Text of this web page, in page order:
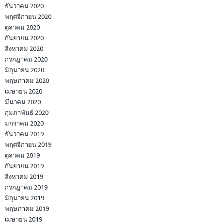
ธันวาคม 2020
พฤศจิกายน 2020
ตุลาคม 2020
กันยายน 2020
สิงหาคม 2020
กรกฎาคม 2020
มิถุนายน 2020
พฤษภาคม 2020
เมษายน 2020
มีนาคม 2020
กุมภาพันธ์ 2020
มกราคม 2020
ธันวาคม 2019
พฤศจิกายน 2019
ตุลาคม 2019
กันยายน 2019
สิงหาคม 2019
กรกฎาคม 2019
มิถุนายน 2019
พฤษภาคม 2019
เมษายน 2019